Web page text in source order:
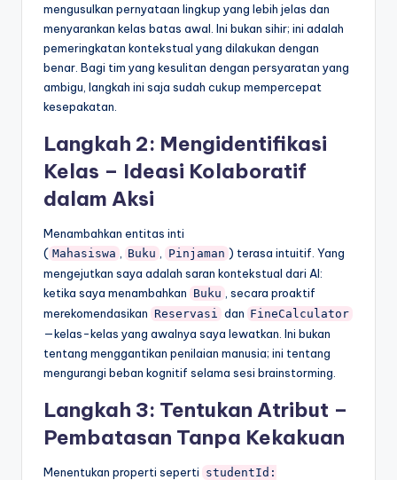
mengusulkan pernyataan lingkup yang lebih jelas dan
menyarankan kelas batas awal. Ini bukan sihir; ini adalah
pemeringkatan kontekstual yang dilakukan dengan
benar. Bagi tim yang kesulitan dengan persyaratan yang
ambigu, langkah ini saja sudah cukup mempercepat
kesepakatan.
Langkah 2: Mengidentifikasi
Kelas – Ideasi Kolaboratif
dalam Aksi
Menambahkan entitas inti
( Mahasiswa Buku Pinjaman ) terasa intuitif. Yang
mengejutkan saya adalah saran kontekstual dari AI:
ketika saya menambahkan Buku
, secara proaktif
merekomendasikan Reservasi dan FineCalculator
—kelas-kelas yang awalnya saya lewatkan. Ini bukan
tentang menggantikan penilaian manusia; ini tentang
mengurangi beban kognitif selama sesi brainstorming.
Langkah 3: Tentukan Atribut –
Pembatasan Tanpa Kekakuan
Menentukan properti seperti studentId: